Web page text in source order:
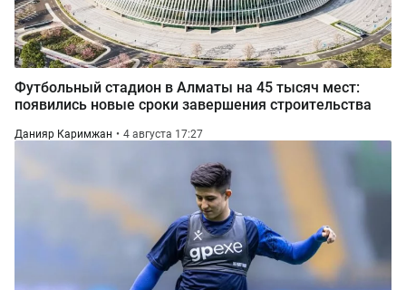
Футбольный стадион в Алматы на 45 тысяч мест:
появились новые сроки завершения строительства
Данияр Каримжан 4 августа 17:27